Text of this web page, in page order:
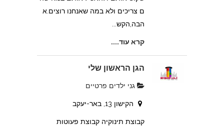
ם צריכים ולא במה שאנחנו רוצים.א
הבה,הקש...
קרא עוד....
הגן הראשון שלי
גני ילדים פרטיים
הקישון 13, באר-יעקב
קבוצת תינוקיה קבוצת פעוטות